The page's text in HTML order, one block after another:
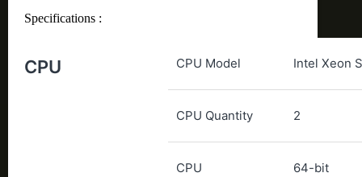
Specifications :
CPU CPU Model Intel Xeon
CPU Quantity 2
CPU
64-bit